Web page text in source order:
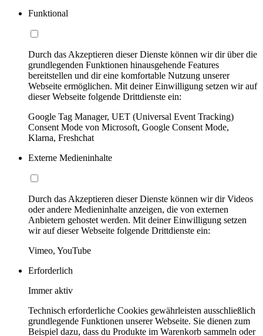
Funktional
Durch das Akzeptieren dieser Dienste können wir dir über die
grundlegenden Funktionen hinausgehende Features
bereitstellen und dir eine komfortable Nutzung unserer
Webseite ermöglichen. Mit deiner Einwilligung setzen wir auf
dieser Webseite folgende Drittdienste ein:
Google Tag Manager, UET (Universal Event Tracking)
Consent Mode von Microsoft, Google Consent Mode,
Klarna, Freshchat
Externe Medieninhalte
Durch das Akzeptieren dieser Dienste können wir dir Videos
oder andere Medieninhalte anzeigen, die von externen
Anbietern gehostet werden. Mit deiner Einwilligung setzen
wir auf dieser Webseite folgende Drittdienste ein:
Vimeo, YouTube
Erforderlich
Immer aktiv
Technisch erforderliche Cookies gewährleisten ausschließlich
grundlegende Funktionen unserer Webseite. Sie dienen zum
Beispiel dazu, dass du Produkte im Warenkorb sammeln oder